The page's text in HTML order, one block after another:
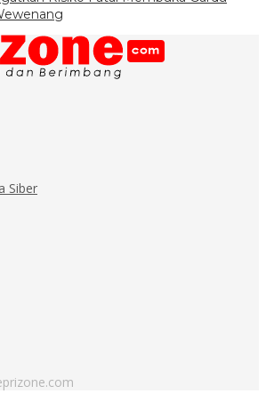
Siber